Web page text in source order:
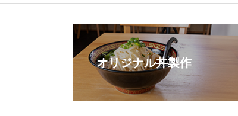
オリジナル丼製作